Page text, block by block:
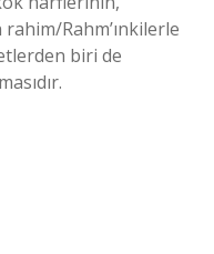
rahim/Rahm’ınkilerle
biri de